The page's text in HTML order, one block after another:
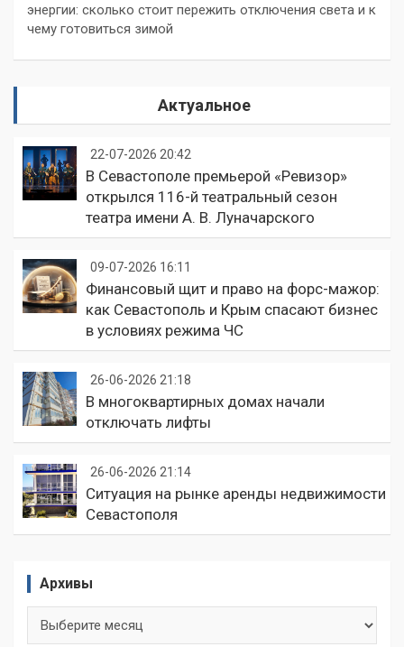
энергии: сколько стоит пережить отключения света и к
чему готовиться зимой
Актуальное
22-07-2026 20:42
В Севастополе премьерой «Ревизор»
открылся 116-й театральный сезон
театра имени А. В. Луначарского
09-07-2026 16:11
Финансовый щит и право на форс-мажор:
как Севастополь и Крым спасают бизнес
в условиях режима ЧС
26-06-2026 21:18
В многоквартирных домах начали
отключать лифты
26-06-2026 21:14
Ситуация на рынке аренды недвижимости
Севастополя
Архивы